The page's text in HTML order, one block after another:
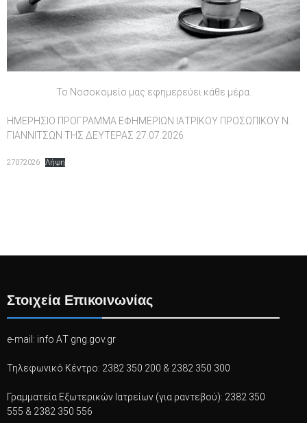
Το Νοσοκομείο μας εφημερεύει κάθε μέρα.
ΗΜΕΡΗΣΙΟ ΠΡΟΓΡΑΜΜΑ ΕΦΗΜΕΡΙΩΝ ΙΑΤΡΙΚΟΥ ΠΡΟΣΩΠΙΚΟΥ Ν.
ΓΙΑΝΝΙΤΣΩΝ ΤΗΣ ΔΕΥΤΕΡΑΣ 27.07.2026
27072026 Λήψη
Στοιχεία Επικοινωνίας
e-mail: info ΑΤ gng.gov.gr
Τηλεφωνικό Κέντρο: 2382 350 200 & 2382 350 300
Γραμματεία Εξωτερικών Ιατρείων (για ραντεβού): 2382 350
555 & 2382 350 556